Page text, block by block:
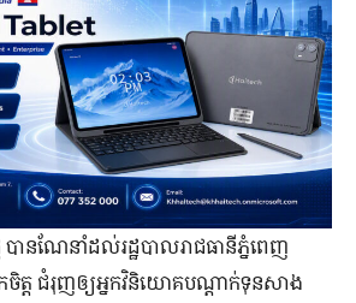
បានណែនាំដល់រដ្ឋបាលរាជធានីភ្នំពេញ
ចិត្ត ជំរុញឲ្យអ្នកវិនិយោគបណ្ដាក់ទុនសាង